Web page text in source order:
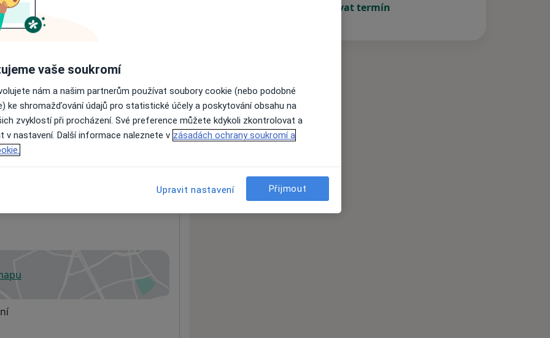
nejsou k dispozici
informace o svých službách.
v nové záložce
Rezervovat termín
vaše soukromí
nám a našim partnerům používat soubory cookie (nebo podobné
ke shromažďování údajů pro statistické účely a poskytování obsahu na
zvyklostí při procházení. Své preference můžete kdykoli zkontrolovat a
v nastavení. Další informace naleznete v zásadách ochrany soukromí a
Upravit nastavení Přijmout